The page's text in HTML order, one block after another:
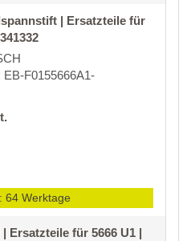
| Ersatzteile für
F0155666A1-
64 Werktage
Ersatzteile für 5666 U1 |